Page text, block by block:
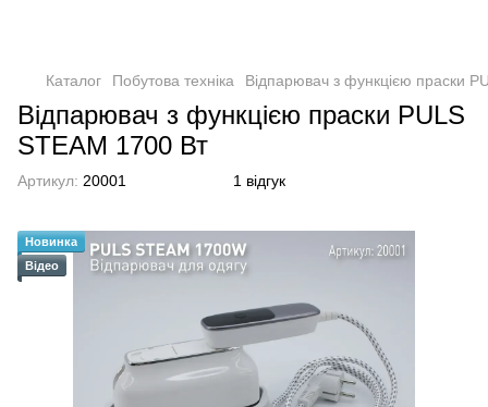
Каталог Побутова техніка Відпарювач з функцією праски
Відпарювач з функцією праски PULS
STEAM 1700 Вт
Артикул: 20001 1 відгук
Новинка
Відео